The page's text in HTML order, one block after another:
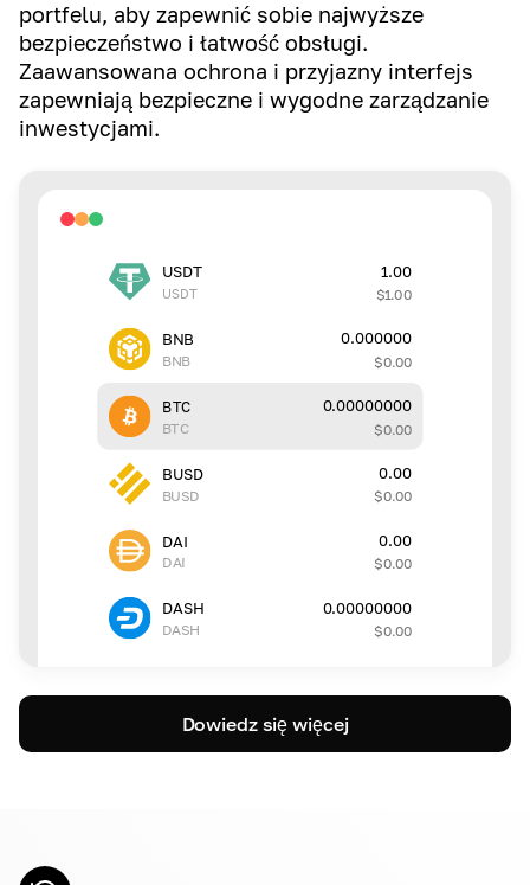
portfelu, aby zapewnić sobie najwyższe
bezpieczeństwo i łatwość obsługi.
Zaawansowana ochrona i przyjazny interfejs
zapewniają bezpieczne i wygodne zarządzanie
inwestycjami.
USDT
USDT
1.00
$1.00
BNB
BNB
0.000000
$0.00
BTC
BTC
0.00000000
$0.00
BUSD
BUSD
0.00
$0.00
DAI
DAI
0.00
$0.00
DASH
DASH
0.00000000
$0.00
Dowiedz się więcej